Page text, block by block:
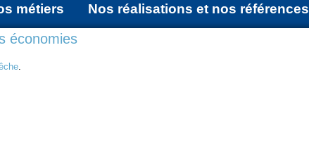
métiers Nos réalisations et nos références
économies
.